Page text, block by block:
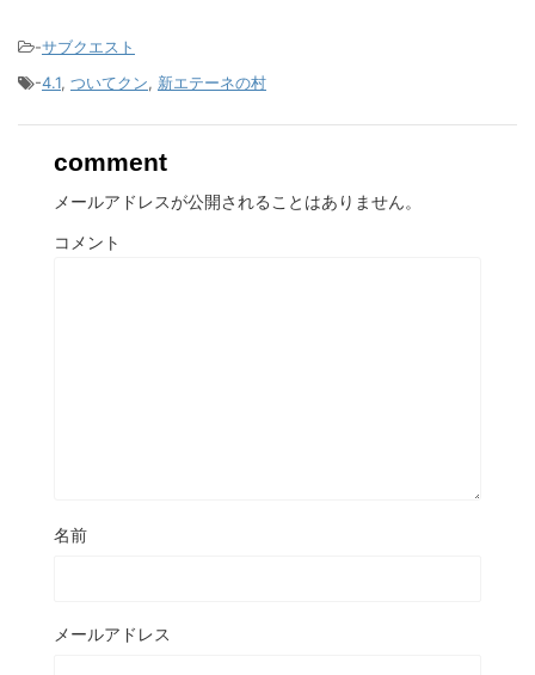
-サブクエスト
-4.1, ついてクン, 新エテーネの村
comment
メールアドレスが公開されることはありません。
コメント
名前
メールアドレス